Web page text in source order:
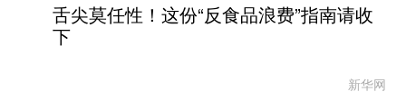
舌尖莫任性！这份“反食品浪费”指南请收
下
新华网